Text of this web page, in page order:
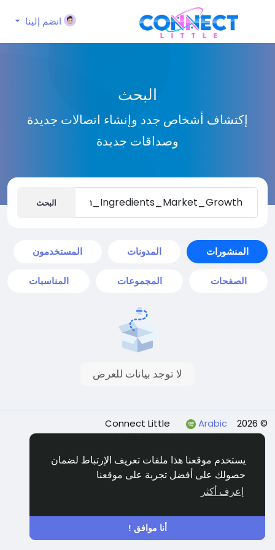
يستخدم موقعنا هذا ملفات تعريف الإرتباط لضمان
حصولك على أفضل تجربة على موقعنا
إعرف أكثر
أنا موافق !
انضم إلينا
البحث
إكتشاف أشخاص جدد وإنشاء اتصالات جديدة
وصداقات جديدة
البحث
المنشورات المدونات المستخدمون
الصفحات المجموعات المناسبات
لا توجد بيانات للعرض
© 2026 Connect Little
Arabic
الشروط الخصوصية اتصل بنا الدليل